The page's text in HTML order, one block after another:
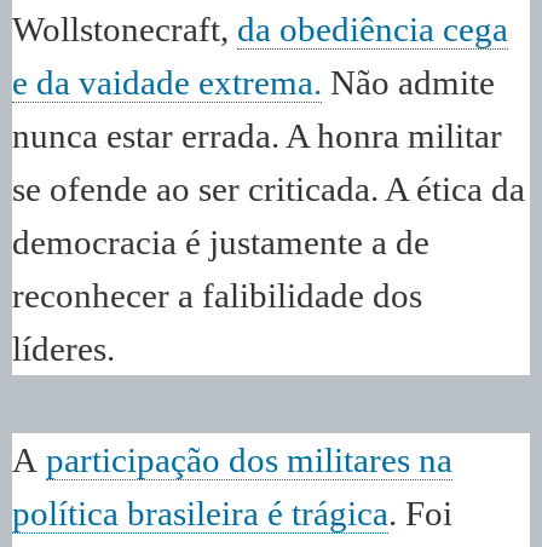
Wollstonecraft, da obediência cega
e da vaidade extrema. Não admite
nunca estar errada. A honra militar
se ofende ao ser criticada. A ética da
democracia é justamente a de
reconhecer a falibilidade dos
líderes.
A participação dos militares na
política brasileira é trágica. Foi